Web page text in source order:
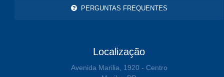
PERGUNTAS FREQUENTES
Localização
Avenida Marilia, 1920 - Centro